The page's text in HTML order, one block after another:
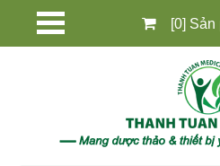
[0] Sản